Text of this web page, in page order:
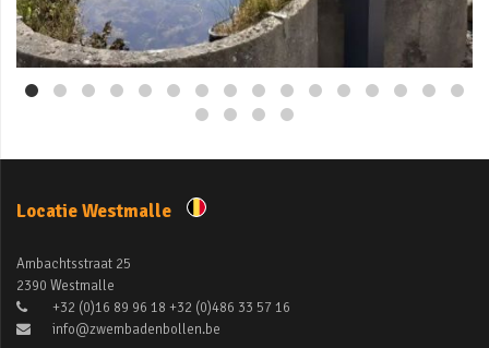
Mei 3
Locatie Westmalle
Ambachtsstraat 25
2390 Westmalle
+32 (0)16 89 96 18 +32 (0)486 33 57 16
info@zwembadenbollen.be